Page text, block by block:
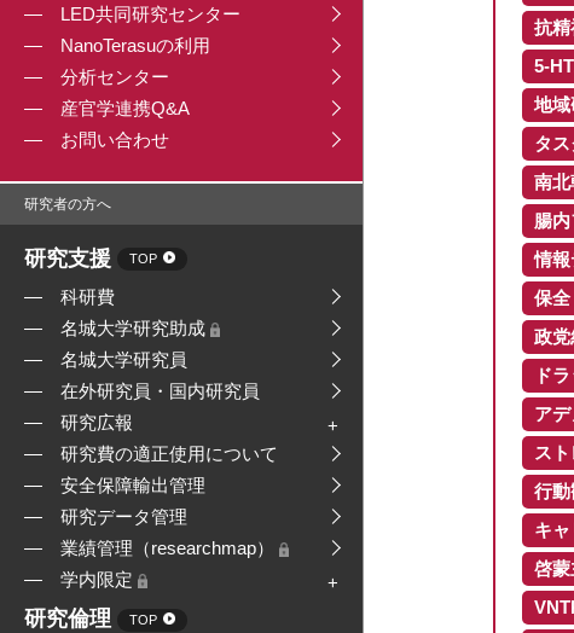
LED共同研究センター
NanoTerasuの利用
分析センター
産官学連携Q&A
お問い合わせ
研究者の方へ
研究支援 TOP
科研費
名城大学研究助成
名城大学研究員
在外研究員・国内研究員
研究広報
研究費の適正使用について
安全保障輸出管理
研究データ管理
業績管理（researchmap）
学内限定
研究倫理 TOP
抗精
5-
地域
タ
南北
腸
情報
保全
政党
ド
ア
ス
行動
キ
啓蒙